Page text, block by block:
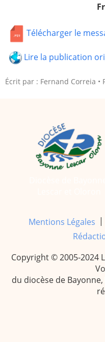
Télécharger le
Lire la publication
Écrit par : Fernand Correia
Mentions Légales |
Copyright © 2005-2024
du diocèse de